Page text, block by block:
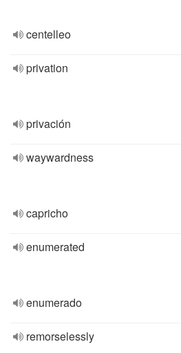
centelleo
privation
privación
waywardness
capricho
enumerated
enumerado
remorselessly